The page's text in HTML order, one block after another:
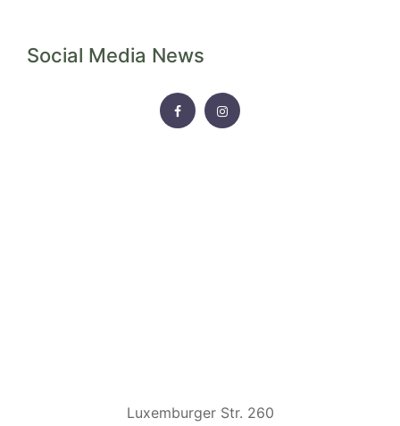
Social Media News
FACEBOOKINSTAGRAM
Luxemburger Str. 260